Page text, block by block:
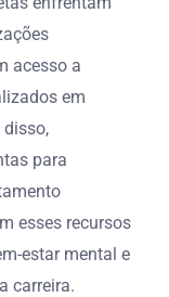
acesso a
em
para
esses recursos
estar mental e
carreira.